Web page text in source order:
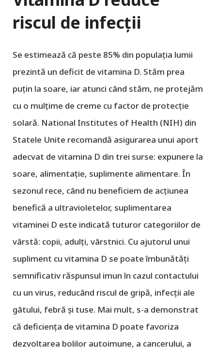
riscul de infecții
Se estimează că peste 85% din populația lumii
prezintă un deficit de vitamina D. Stăm prea
puțin la soare, iar atunci când stăm, ne protejăm
cu o mulțime de creme cu factor de protecție
solară. National Institutes of Health (NIH) din
Statele Unite recomandă asigurarea unui aport
adecvat de vitamina D din trei surse: expunere la
soare, alimentație, suplimente alimentare. În
sezonul rece, când nu beneficiem de acțiunea
benefică a ultravioletelor, suplimentarea
vitaminei D este indicată tuturor categoriilor de
vârstă: copii, adulți, vârstnici. Cu ajutorul unui
supliment cu vitamina D se poate îmbunătăți
semnificativ răspunsul imun în cazul contactului
cu un virus, reducând riscul de gripă, infecții ale
gâtului, febră și tuse. Mai mult, s-a demonstrat
că deficiența de vitamina D poate favoriza
dezvoltarea bolilor autoimune, a cancerului, a